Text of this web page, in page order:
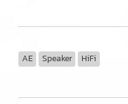
AE Speaker HiFi